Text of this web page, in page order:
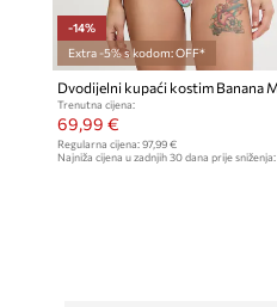
-14%
Extra -5% s kodom: OFF*
Trenutna cijena:
69,99 €
Regularna cijena: 97,99 €
Najniža cijena u zadnjih 30 dana prije sniženja: